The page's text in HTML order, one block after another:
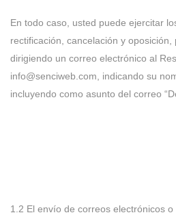
En todo caso, usted puede ejercitar
rectificación, cancelación y oposición,
dirigiendo un correo electrónico al
info@senciweb.com, indicando su
incluyendo como asunto del correo
1.2 El envío de correos electrónicos